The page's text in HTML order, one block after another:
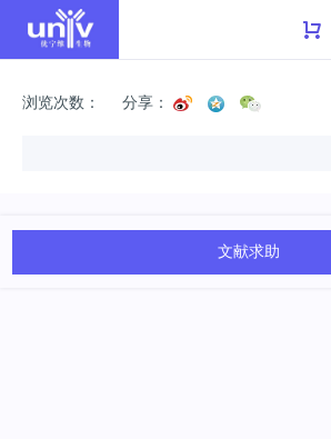
浏览次数： 分享：
文献求助